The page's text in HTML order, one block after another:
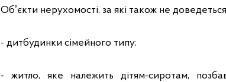
Обʼєкти нерухомості, за які також не
- дитбудинки сімейного типу;
- житло, яке належить дітям-сиротам,